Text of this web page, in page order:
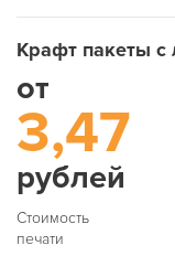
Крафт пакеты с
от
3,47
рублей
Стоимость
печати